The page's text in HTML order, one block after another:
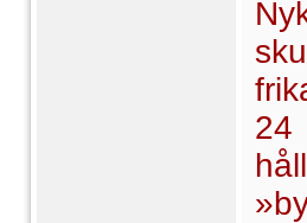
24